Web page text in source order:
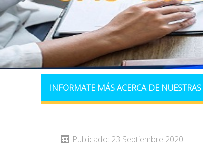
INFORMATE MÁS ACERCA DE
Publicado: 23 Septiembre 2020